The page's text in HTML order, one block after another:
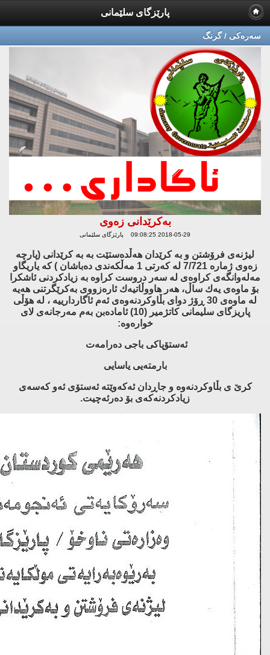
پارێزگای سلێمانی
سه‌ره‌كی / گرنگ
به‌كرێدانی زه‌وی
2018-05-29 09:08:25 پارێزگای سلێمانی
لیژنه‌ی فرۆشتن و به‌ كرێدان هه‌ڵده‌ستێت به‌ به‌ كرێدانی (پارچه‌
زه‌وی ژماره‌ 7/721 له‌ كه‌رتی 1 مه‌ڵكه‌ندی ده‌باشان ) كه‌ یاریگاو
مه‌له‌وانگه‌ی كراوه‌ی له‌ سه‌ر دروست كراوه‌ به‌ زیادكردنی ئاشكرا
بۆ ماوه‌ی یه‌ك ساڵ، هه‌ر هاووڵاتیه‌ك ئاره‌زووی به‌كرێگرتنی هه‌یه‌
له‌ ماوه‌ی 30 ڕۆژ دوای بڵاوكردنه‌وه‌ی ئه‌م ئاگاردارییه‌ ، له‌ هۆڵی
پاریزگای سلیمانی كاتژمیر (10) ئاماده‌بن به‌م مه‌رجانه‌ی لای
خواره‌وه‌:
ئه‌ستۆپاكی باجی ده‌رامه‌ت
بارمته‌یی یاسایی
كرێ ی بڵاوكردنه‌وه‌ و جاڕدان ئه‌كه‌وێته‌ ئه‌ستۆی ئه‌و كه‌سه‌ی
زیادكردنه‌كه‌ی بۆ ده‌رئه‌چیت.